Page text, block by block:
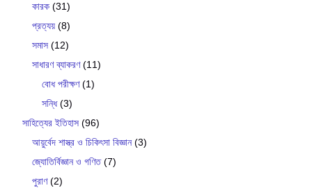
কারক (31)
প্রত্যয় (8)
সমাস (12)
সাধারণ ব্যাকরণ(11)
বোধ পরীক্ষণ(1)
সন্ধি(3)
সাহিত্যের ইতিহাস (96)
আয়ুর্বেদ শাস্ত্র ও চিকিৎসা বিজ্ঞান(3)
জ্যোতির্বিজ্ঞান ও গণিত(7)
পুরাণ(2)